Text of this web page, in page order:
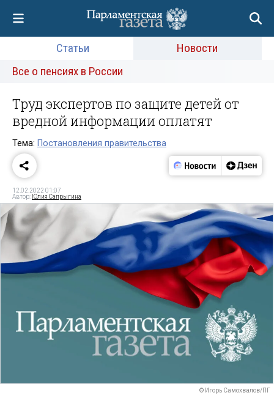
Статьи
Новости
Все о пенсиях в России
Труд экспертов по защите детей от
вредной информации оплатят
Тема: Постановления правительства
12.02.2022 01:07
Автор: Юлия Сапрыгина
© Игорь Самохвалов/ПГ